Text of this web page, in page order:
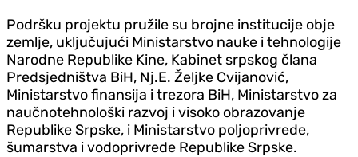
Podršku projektu pružile su brojne institucije obje
zemlje, uključujući Ministarstvo nauke i tehnologije
Narodne Republike Kine, Kabinet srpskog člana
Predsjedništva BiH, Nj.E. Željke Cvijanović,
Ministarstvo finansija i trezora BiH, Ministarstvo za
naučnotehnološki razvoj i visoko obrazovanje
Republike Srpske, i Ministarstvo poljoprivrede,
šumarstva i vodoprivrede Republike Srpske.